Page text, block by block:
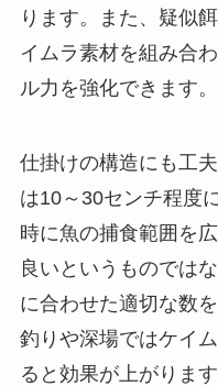
ります。また、疑似
イムラ素材を組み合
ル力を強化できます。
仕掛けの構造にも工
は10～30センチ程度
時に魚の捕食範囲を
良いというものでは
に合わせた適切な数
釣りや深場ではケイ
ると効果が上がります